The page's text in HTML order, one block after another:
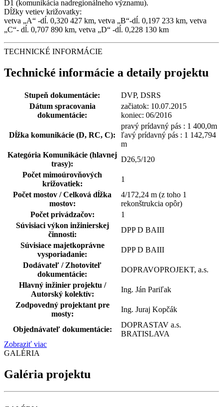
D1 (komunikácia nadregionálneho významu).
Dĺžky vetiev križovatky:
vetva „A“ -dĺ. 0,320 427 km, vetva „B“-dĺ. 0,197 233 km, vetva
„C“- dĺ. 0,707 890 km, vetva „D“ -dĺ. 0,228 130 km
TECHNICKÉ INFORMÁCIE
Technické informácie a detaily projektu
Stupeň dokumentácie:
DVP, DSRS
Dátum spracovania
dokumentácie:
začiatok: 10.07.2015
koniec: 06/2016
Dĺžka komunikácie (D, RC, C):
pravý prídavný pás : 1 400,0m
ľavý prídavný pás : 1 142,794
m
Kategória Komunikácie (hlavnej
trasy):
D26,5/120
Počet mimoúrovňových
križovatiek:
1
Počet mostov / Celková dĺžka
mostov:
4/172,24 m (z toho 1
rekonštrukcia opôr)
Počet privádzačov:
1
Súvisiaci výkon inžinierskej
činnosti:
DPP D BAIII
Súvisiace majetkoprávne
vysporiadanie:
DPP D BAIII
Dodávateľ / Zhotoviteľ
dokumentácie:
DOPRAVOPROJEKT, a.s.
Hlavný inžinier projektu /
Autorský kolektív:
Ing. Ján Pariľak
Zodpovedný projektant pre
mosty:
Ing. Juraj Kopčák
Objednávateľ dokumentácie:
DOPRASTAV a.s.
BRATISLAVA
Zobraziť viac
GALÉRIA
Galéria projektu